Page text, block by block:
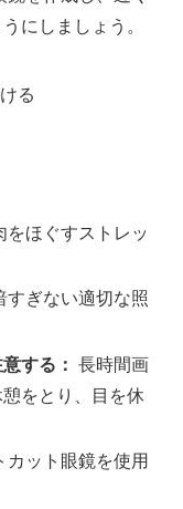
にしましょう。
る
をほぐすストレッ
すぎない適切な照
する： 長時間画
をとり、目を休
カット眼鏡を使用